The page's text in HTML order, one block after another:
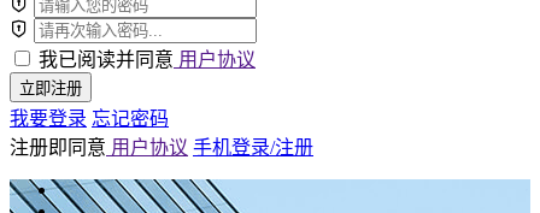
我已阅读并同意 用户协议
立即注册
我要登录 忘记密码
注册即同意 用户协议 手机登录/注册